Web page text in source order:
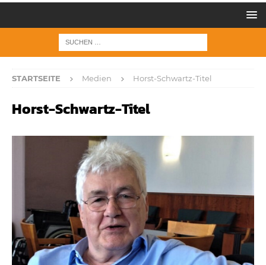
STARTSEITE Medien Horst-Schwartz-Titel
Horst-Schwartz-Titel